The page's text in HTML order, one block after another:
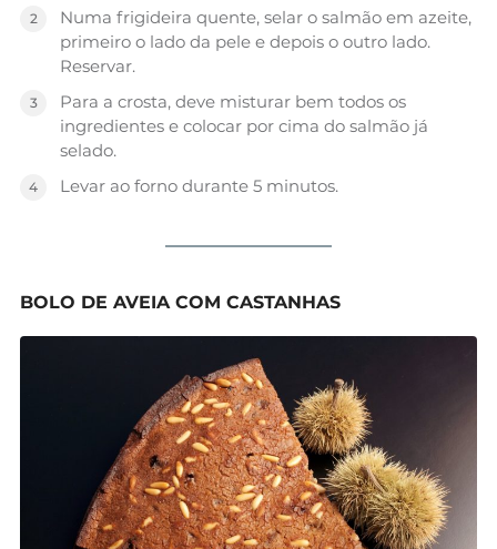
Numa frigideira quente, selar o salmão em azeite,
primeiro o lado da pele e depois o outro lado.
Reservar.
Para a crosta, deve misturar bem todos os
ingredientes e colocar por cima do salmão já
selado.
Levar ao forno durante 5 minutos.
BOLO DE AVEIA COM CASTANHAS